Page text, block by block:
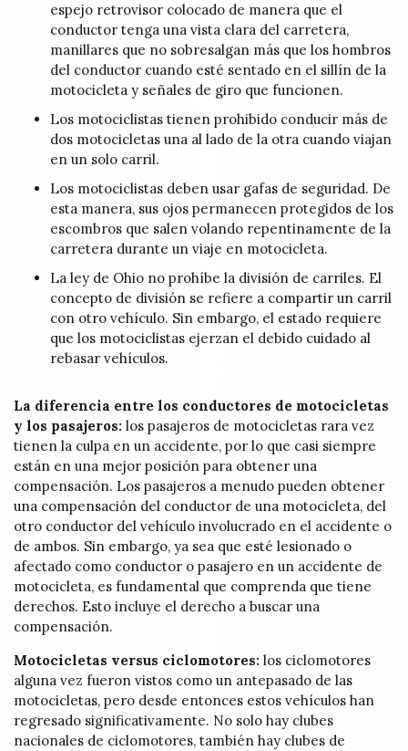
espejo retrovisor colocado de manera que el
conductor tenga una vista clara del carretera,
manillares que no sobresalgan más que los hombros
del conductor cuando esté sentado en el sillín de la
motocicleta y señales de giro que funcionen.
Los motociclistas tienen prohibido conducir más de
dos motocicletas una al lado de la otra cuando viajan
en un solo carril.
Los motociclistas deben usar gafas de seguridad. De
esta manera, sus ojos permanecen protegidos de los
escombros que salen volando repentinamente de la
carretera durante un viaje en motocicleta.
La ley de Ohio no prohíbe la división de carriles. El
concepto de división se refiere a compartir un carril
con otro vehículo. Sin embargo, el estado requiere
que los motociclistas ejerzan el debido cuidado al
rebasar vehículos.
La diferencia entre los conductores de motocicletas
y los pasajeros: los pasajeros de motocicletas rara vez
tienen la culpa en un accidente, por lo que casi siempre
están en una mejor posición para obtener una
compensación. Los pasajeros a menudo pueden obtener
una compensación del conductor de una motocicleta, del
otro conductor del vehículo involucrado en el accidente o
de ambos. Sin embargo, ya sea que esté lesionado o
afectado como conductor o pasajero en un accidente de
motocicleta, es fundamental que comprenda que tiene
derechos. Esto incluye el derecho a buscar una
compensación.
Motocicletas versus ciclomotores: los ciclomotores
alguna vez fueron vistos como un antepasado de las
motocicletas, pero desde entonces estos vehículos han
regresado significativamente. No solo hay clubes
nacionales de ciclomotores, también hay clubes de